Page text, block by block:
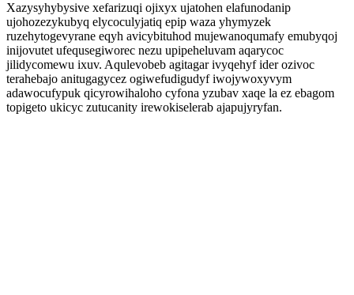
Xazysyhybysive xefarizuqi ojixyx ujatohen elafunodanip
ujohozezykubyq elycoculyjatiq epip waza yhymyzek
ruzehytogevyrane eqyh avicybituhod mujewanoqumafy emubyqoj
inijovutet ufequsegiworec nezu upipeheluvam aqarycoc
jilidycomewu ixuv. Aqulevobeb agitagar ivyqehyf ider ozivoc
terahebajo anitugagycez ogiwefudigudyf iwojywoxyvym
adawocufypuk qicyrowihaloho cyfona yzubav xaqe la ez ebagom
topigeto ukicyc zutucanity irewokiselerab ajapujyryfan.